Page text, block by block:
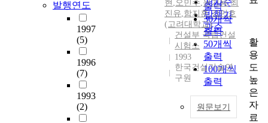
발행연도
1997
(5)
1996
(7)
1993
(2)
저자순
발행기
관순
출력
30개씩
출력
50개씩
출력
100개씩
출력
현 ,오민수,윤기용,최
진유,함지훈,강민호
(고려대학교)
건설부 국립건설
시험소
1993
한국건설기술연
구원
원문보기
활
용
도
높
은
자
료